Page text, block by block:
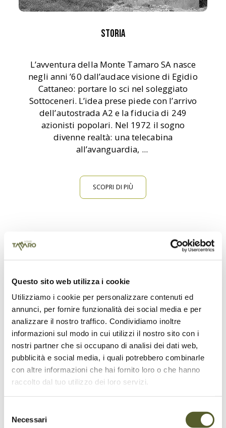
Questo sito web utilizza i cookie
Utilizziamo i cookie per personalizzare contenuti ed
annunci, per fornire funzionalità dei social media e per
analizzare il nostro traffico. Condividiamo inoltre
informazioni sul modo in cui utilizzi il nostro sito con i
nostri partner che si occupano di analisi dei dati web,
pubblicità e social media, i quali potrebbero combinarle
con altre informazioni che hai fornito loro o che hanno
raccolto dal tuo utilizzo dei loro servizi.
delNecessari
Storia
L’avventura della Monte Tamaro SA nasce
negli anni ’60 dall’audace visione di Egidio
Cattaneo: portare lo sci nel soleggiato
Sottoceneri. L’idea prese piede con l’arrivo
dell’autostrada A2 e la fiducia di 249
azionisti popolari. Nel 1972 il sogno
divenne realtà: una telecabina
all’avanguardia, ...
SCOPRI DI PIÙ
Monte Tamaro 3.0